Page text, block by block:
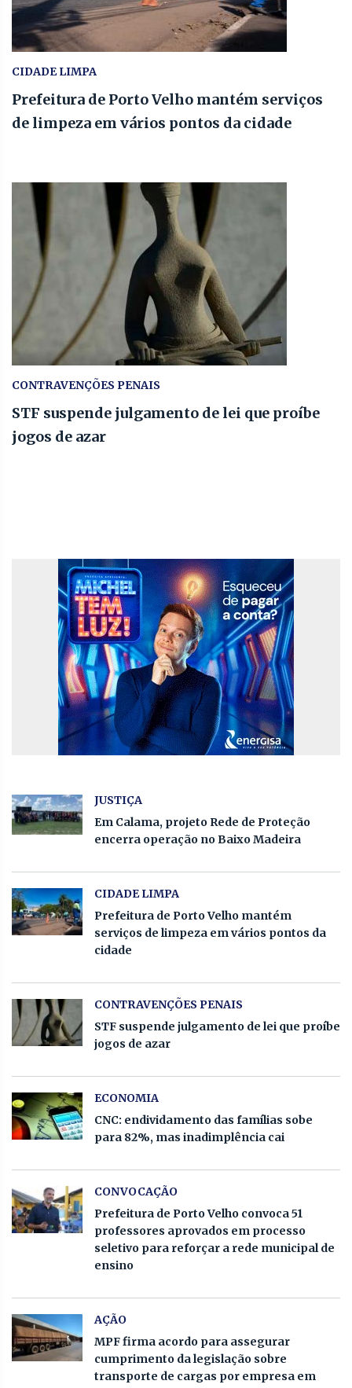
CIDADE LIMPA
Prefeitura de Porto Velho mantém serviços
de limpeza em vários pontos da cidade
CONTRAVENÇÕES PENAIS
STF suspende julgamento de lei que proíbe
jogos de azar
JUSTIÇA
Em Calama, projeto Rede de Proteção
encerra operação no Baixo Madeira
CIDADE LIMPA
Prefeitura de Porto Velho mantém
serviços de limpeza em vários pontos da
cidade
CONTRAVENÇÕES PENAIS
STF suspende julgamento de lei que proíbe
jogos de azar
ECONOMIA
CNC: endividamento das famílias sobe
para 82%, mas inadimplência cai
CONVOCAÇÃO
Prefeitura de Porto Velho convoca 51
professores aprovados em processo
seletivo para reforçar a rede municipal de
ensino
AÇÃO
MPF firma acordo para assegurar
cumprimento da legislação sobre
transporte de cargas por empresa em